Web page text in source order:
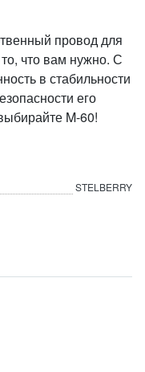
провод для
что вам нужно. С
в стабильности
его
M-60!
STELBERRY